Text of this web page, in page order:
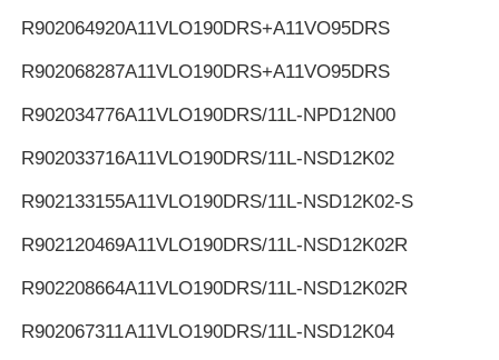
R902064920A11VLO190DRS+A11VO95DRS
R902068287A11VLO190DRS+A11VO95DRS
R902034776A11VLO190DRS/11L-NPD12N00
R902033716A11VLO190DRS/11L-NSD12K02
R902133155A11VLO190DRS/11L-NSD12K02-S
R902120469A11VLO190DRS/11L-NSD12K02R
R902208664A11VLO190DRS/11L-NSD12K02R
R902067311A11VLO190DRS/11L-NSD12K04